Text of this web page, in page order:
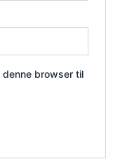
denne browser til